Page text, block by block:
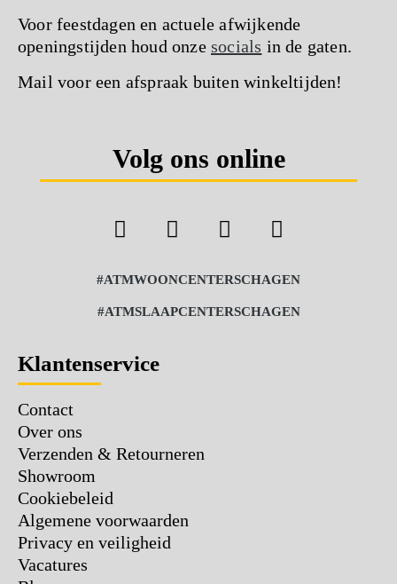
Voor feestdagen en actuele afwijkende
openingstijden houd onze socials in de gaten.
Mail voor een afspraak buiten winkeltijden!
Volg ons online
#ATMWOONCENTERSCHAGEN
#ATMSLAAPCENTERSCHAGEN
Klantenservice
Contact
Over ons
Verzenden & Retourneren
Showroom
Cookiebeleid
Algemene voorwaarden
Privacy en veiligheid
Vacatures